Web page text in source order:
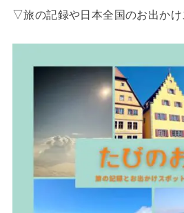
▽旅の記録や日本全国のお出かけ